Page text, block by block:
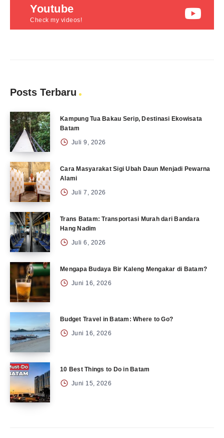
Youtube
Check my videos!
Posts Terbaru
Kampung Tua Bakau Serip, Destinasi Ekowisata
Batam
Juli 9, 2026
Cara Masyarakat Sigi Ubah Daun Menjadi Pewarna
Alami
Juli 7, 2026
Trans Batam: Transportasi Murah dari Bandara
Hang Nadim
Juli 6, 2026
Mengapa Budaya Bir Kaleng Mengakar di Batam?
Juni 16, 2026
Budget Travel in Batam: Where to Go?
Juni 16, 2026
10 Best Things to Do in Batam
Juni 15, 2026